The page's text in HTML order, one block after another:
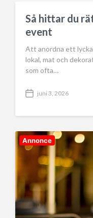
a
t
e
Så hittar du
event
Att anordna ett
lokal, mat och
som ofta…
P
s
d
a
t
juni 3, 2026
Annonce